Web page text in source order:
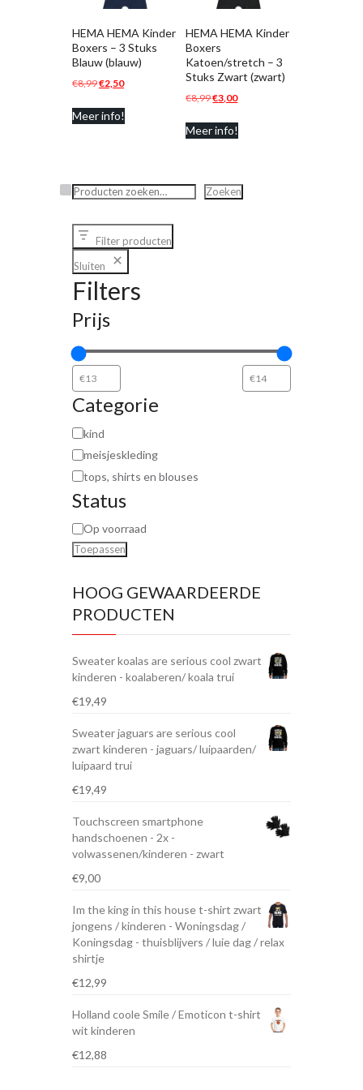
HEMA HEMA Kinder
Boxers – 3 Stuks
Blauw (blauw)
€8,99Oorspronkelijke
was:
€2,50Huidige
Meer info!
HEMA HEMA Kinder
Boxers
Katoen/stretch – 3
Stuks Zwart (zwart)
€8,99Oorspronkelijke
was:
€3,00Huidige
Meer info!
Zoeken Zoeken
Filter producten
Sluiten
Filters
Prijs
Categorie
kind
meisjeskleding
tops, shirts en blouses
Status
Op voorraad
Toepassen
HOOG GEWAARDEERDE
PRODUCTEN
Sweater koalas are serious cool zwart
kinderen - koalaberen/ koala trui
€19,49
Sweater jaguars are serious cool
zwart kinderen - jaguars/ luipaarden/
luipaard trui
€19,49
Touchscreen smartphone
handschoenen - 2x -
volwassenen/kinderen - zwart
€9,00
Im the king in this house t-shirt zwart
jongens / kinderen - Woningsdag /
Koningsdag - thuisblijvers / luie dag / relax
shirtje
€12,99
Holland coole Smile / Emoticon t-shirt
wit kinderen
€12,88